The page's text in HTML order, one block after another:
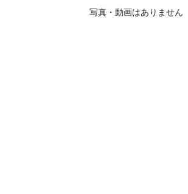
写真・動画はありません